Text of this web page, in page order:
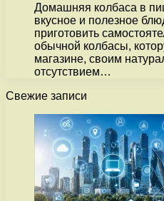
Домашняя колбаса в
вкусное и полезное
приготовить
обычной колбасы,
магазине, своим
отсутствием…
Свежие записи